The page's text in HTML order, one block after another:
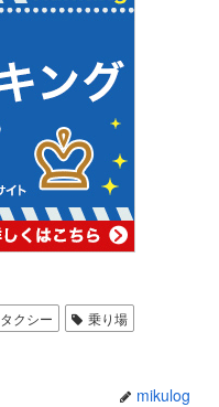
タクシー
乗り場
mikulog